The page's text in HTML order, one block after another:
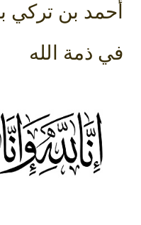
أحمد بن تركي
في ذمة الله